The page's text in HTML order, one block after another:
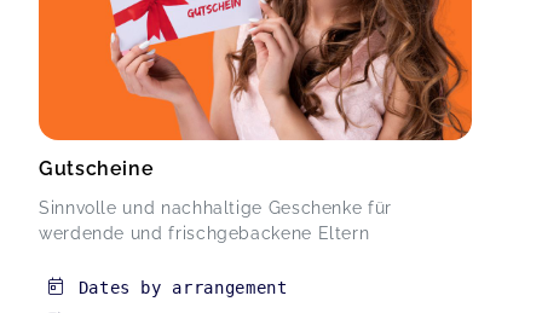
Gutscheine
Sinnvolle und nachhaltige Geschenke für
werdende und frischgebackene Eltern
Dates by arrangement